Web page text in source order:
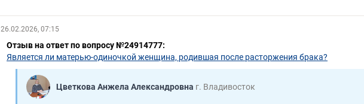
26.02.2026, 07:15
Отзыв на ответ по вопросу №24914777:
Является ли матерью-одиночкой женщина, родившая после расторжения брака?
Цветкова Анжела Александровна г. Владивосток